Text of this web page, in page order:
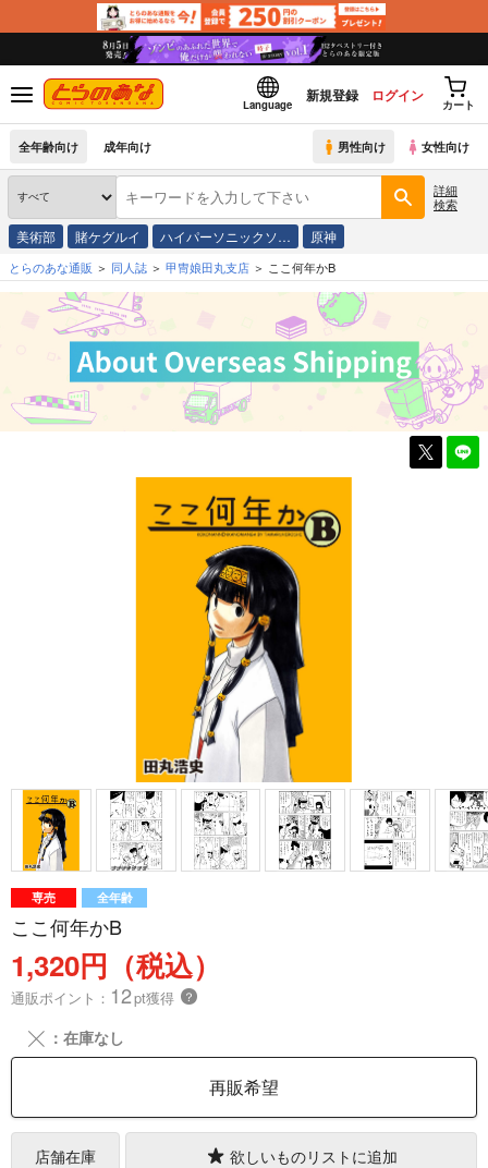
Language
新規登録 ログイン
カート
全年齢向け 成年向け 男性向け 女性向け
詳細
検索
美術部 賭ケグルイ ハイパーソニックソ… 原神
とらのあな通販 同人誌 甲冑娘田丸支店 ここ何年かB
専売 全年齢
ここ何年かB
1,320円（税込）
通販ポイント： 12pt獲得 ？
╳ ：在庫なし
再販希望
店舗在庫 欲しいものリストに追加